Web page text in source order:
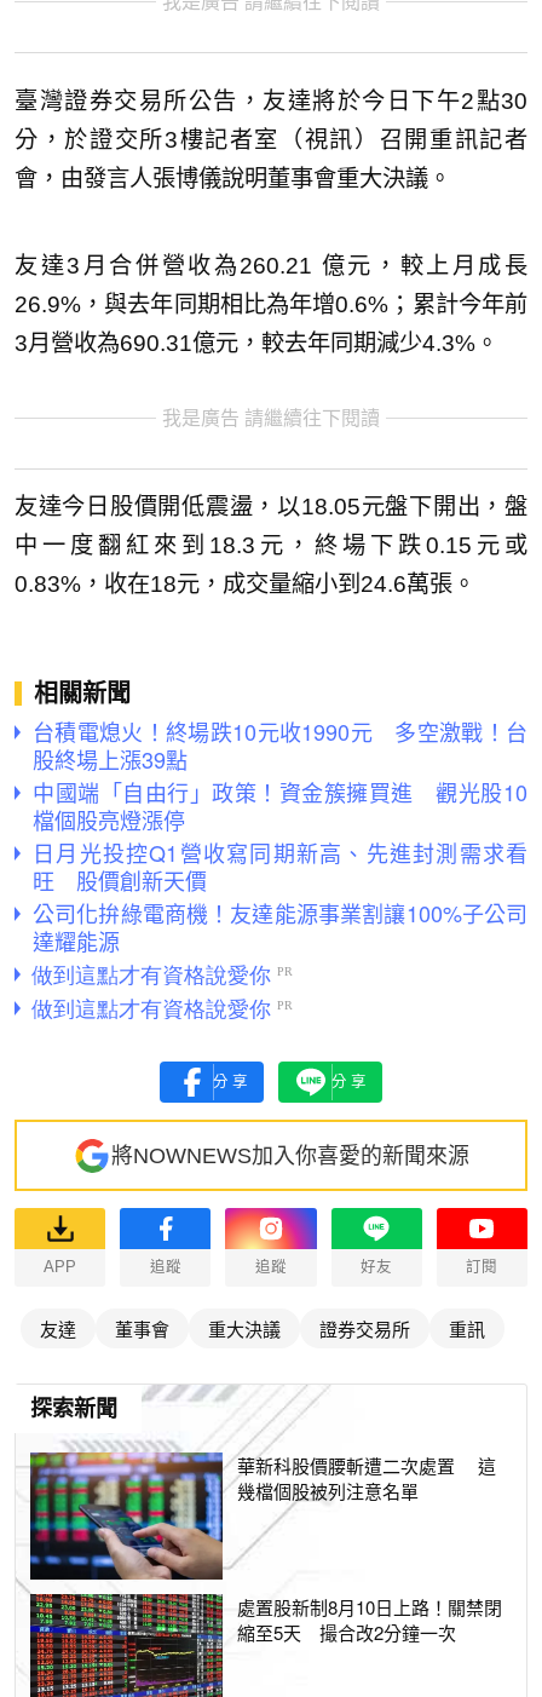
臺灣證券交易所公告，友達將於今日下午2點30
分，於證交所3樓記者室（視訊）召開重訊記者
會，由發言人張博儀說明董事會重大決議。
友達3月合併營收為260.21 億元，較上月成長
26.9%，與去年同期相比為年增0.6%；累計今年前
3月營收為690.31億元，較去年同期減少4.3%。
我是廣告 請繼續往下閱讀
友達今日股價開低震盪，以18.05元盤下開出，盤
中一度翻紅來到18.3元，終場下跌0.15元或
0.83%，收在18元，成交量縮小到24.6萬張。
相關新聞
台積電熄火！終場跌10元收1990元 多空激戰！台
股終場上漲39點
中國端「自由行」政策！資金簇擁買進 觀光股10
檔個股亮燈漲停
日月光投控Q1營收寫同期新高、先進封測需求看
旺 股價創新天價
公司化拚綠電商機！友達能源事業割讓100%子公司
達耀能源
分享 分享
將NOWNEWS加入你喜愛的新聞來源
APP 追蹤 追蹤 好友 訂閱
友達 董事會 重大決議 證券交易所 重訊
探索新聞
華新科股價腰斬遭二次處置 這
幾檔個股被列注意名單
處置股新制8月10日上路！關禁閉
縮至5天 撮合改2分鐘一次